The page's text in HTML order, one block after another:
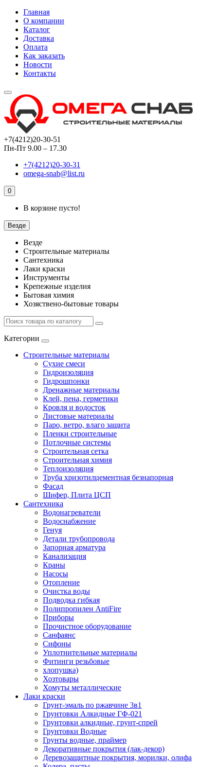
Главная
О компании
Каталог
Доставка
Оплата
Как заказать
Новости
Контакты
+7(4212)20-30-51
Пн-Пт 9.00 – 17.30
+7(4212)20-30-31
omega-snab@list.ru
0
В корзине пусто!
Везде
Везде
Строительные материалы
Сантехника
Лаки краски
Инструменты
Крепежные изделия
Бытовая химия
Хозяствено-бытовые товары
Категории
Строительные материалы
Сухие смеси
Гидроизоляция
Гидрошпонки
Дренажные материалы
Клей, пена, герметики
Кровля и водосток
Листовые материалы
Паро, ветро, влаго защита
Пленки строительные
Потлочные системы
Строительная сетка
Строительная химия
Теплоизоляция
Труба хризотилцементная безнапорная
Фасад
Шифер, Плита ЦСП
Сантехника
Водонагреватели
Водоснабжение
Генуя
Детали трубопровода
Запорная арматура
Канализация
Краны
Насосы
Отопление
Очистка воды
Подводка гибкая
Полипропилен AntiFire
Приборы
Прочистное оборудование
Санфаянс
Сифоны
Уплотнительные материалы
Фитинги резьбовые
хлопушка)
Хозтовары
Хомуты металлические
Лаки краски
Грунт-эмаль по ржавчине 3в1
Грунтовки Алкидные ГФ-021
Грунтовки алкидные, грунт-спрей
Грунтовки Водные
Грунты водные, праймер
Декоративные покрытия (лак-декор)
Деревозащитные покрытия, морилки, олифа